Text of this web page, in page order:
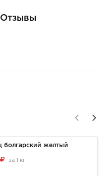
Отзывы
болгарский желтый
за 1 кг